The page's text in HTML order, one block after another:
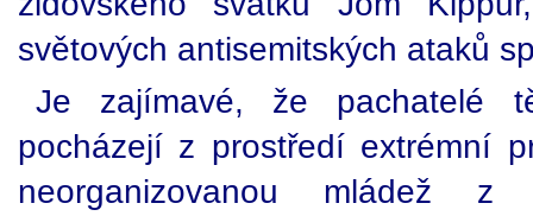
světových antisemitských ataků
Je zajímavé, že pachatelé
pocházejí z prostředí extrémní
neorganizovanou mládež